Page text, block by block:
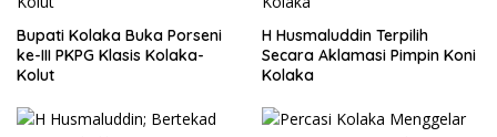
Bupati Kolaka Buka Porseni
ke-III PKPG Klasis Kolaka-
Kolut
H Husmaluddin Terpilih
Secara Aklamasi Pimpin Koni
Kolaka